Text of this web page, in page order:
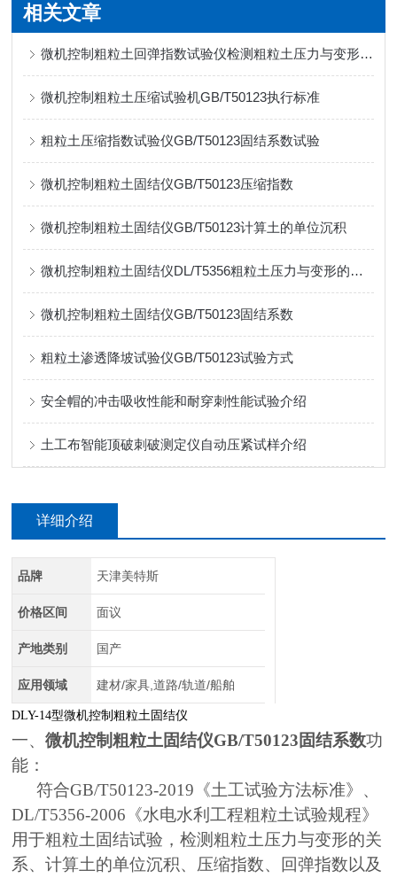
相关文章
微机控制粗粒土回弹指数试验仪检测粗粒土压力与变形的关系
微机控制粗粒土压缩试验机GB/T50123执行标准
粗粒土压缩指数试验仪GB/T50123固结系数试验
微机控制粗粒土固结仪GB/T50123压缩指数
微机控制粗粒土固结仪GB/T50123计算土的单位沉积
微机控制粗粒土固结仪DL/T5356粗粒土压力与变形的关系
微机控制粗粒土固结仪GB/T50123固结系数
粗粒土渗透降坡试验仪GB/T50123试验方式
安全帽的冲击吸收性能和耐穿刺性能试验介绍
土工布智能顶破刺破测定仪自动压紧试样介绍
详细介绍
品牌 天津美特斯
价格区间 面议
产地类别 国产
应用领域 建材/家具,道路/轨道/船舶
DLY-14型微机控制粗粒土固结仪
一、微机控制粗粒土固结仪GB/T50123固结系数功
能：
符合GB/T50123-2019 《土工试验方法标准》、
DL/T5356-2006 《水电水利工程粗粒土试验规程》
用于粗粒土固结试验，检测粗粒土压力与变形的关
系、计算土的单位沉积、压缩指数、回弹指数以及